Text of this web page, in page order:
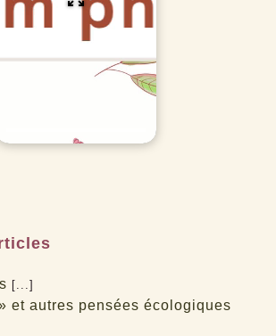
[...]
et autres pensées écologiques